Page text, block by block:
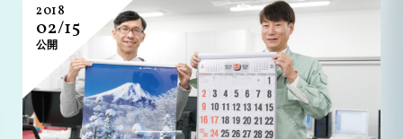
2018
02/15
公開